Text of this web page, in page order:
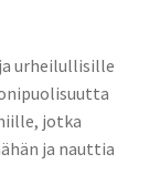
urheilullisille
jotka
ja nauttia